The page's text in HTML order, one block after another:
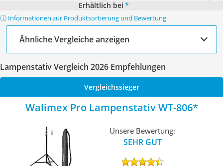
Erhältlich bei *
ⓘ Informationen zur Produktsortierung und Bewertung
Ähnliche Vergleiche anzeigen
Lampenstativ Vergleich 2026 Empfehlungen
Vergleichssieger
Walimex Pro Lampenstativ WT-806
Unsere Bewertung:
SEHR GUT